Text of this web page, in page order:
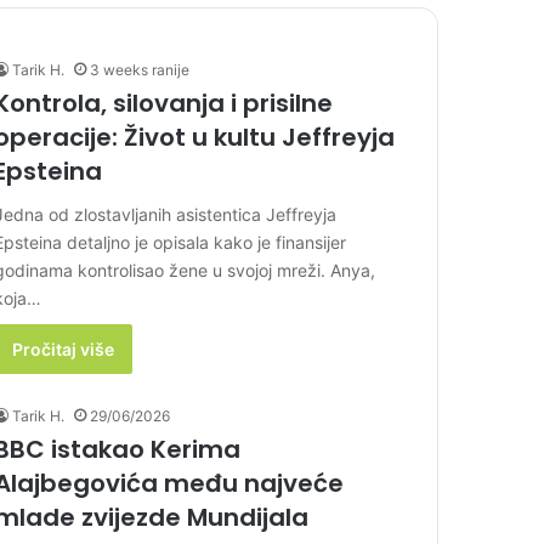
Tarik H. 3 weeks ranije
silovanja i prisilne
Život u kultu Jeffreyja
od zlostavljanih asistentica Jeffreyja
detaljno je opisala kako je finansijer
kontrolisao žene u svojoj mreži. Anya,
Pročitaj više
Tarik H. 29/06/2026
istakao Kerima
među najveće
zvijezde Mundijala